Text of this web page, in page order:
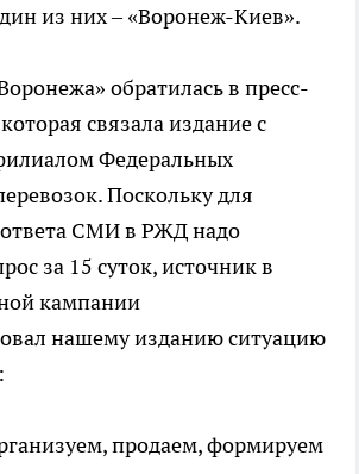
из них – «Воронеж-Киев».
обратилась в пресс-
связала издание с
Федеральных
Поскольку для
СМИ в РЖД надо
за 15 суток, источник в
кампании
нашему изданию ситуацию
продаем, формируем